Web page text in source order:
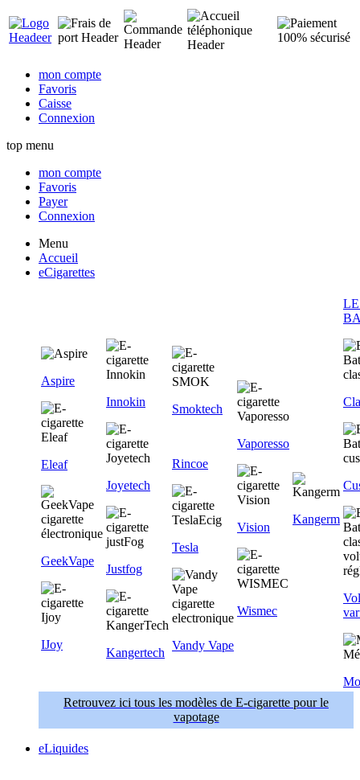
mon compte
Favoris
Caisse
Connexion
top menu
mon compte
Favoris
Payer
Connexion
Menu
Accueil
eCigarettes
Aspire
Eleaf
GeekVape
IJoy
Innokin
Joyetech
Justfog
Kangertech
Smoktech
Rincoe
Tesla
Vandy Vape
Vaporesso
Vision
Wismec
Kangerm
Retrouvez ici tous les modèles de E-cigarette pour le
vapotage
eLiquides